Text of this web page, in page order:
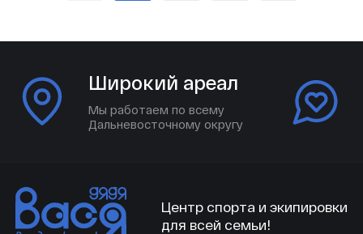
Широкий ареал
Мы работаем по всему
Дальневосточному округу
Центр спорта и экипировки
для всей семьи!